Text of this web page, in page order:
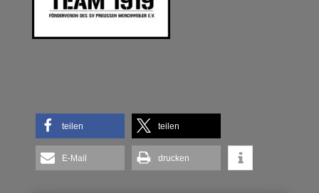
teilen teilen
E-Mail drucken